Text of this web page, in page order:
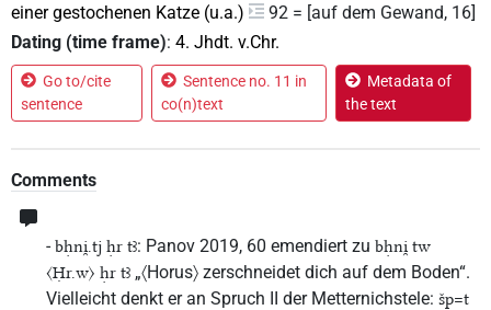
einer gestochenen Katze (u.a.)
92 = [auf dem Gewand, 16]
Dating (time frame): 4. Jhdt. v.Chr.
Go to/cite
sentence
Sentence no. 11 in
co(n)text
Metadata of
the text
Comments
-bḥni̯.tj ḥr tꜣ: Panov 2019, 60 emendiert zu bḥni̯ tw
〈Ḥr.w〉 ḥr tꜣ „〈Horus〉 zerschneidet dich auf dem Boden“.
Vielleicht denkt er an Spruch II der Metternichstele: šp=t